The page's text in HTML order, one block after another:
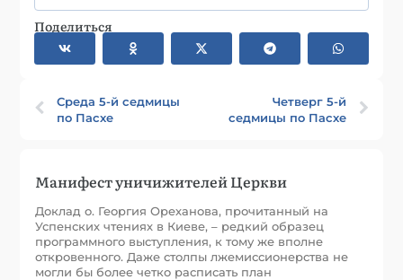
Поделиться
Среда 5-й седмицы
по Пасхе
Четверг 5-й
седмицы по Пасхе
Манифест уничижителей Церкви
Доклад о. Георгия Ореханова, прочитанный на
Успенских чтениях в Киеве, – редкий образец
программного выступления, к тому же вполне
откровенного. Даже столпы лжемиссионерства не
могли бы более четко расписать план